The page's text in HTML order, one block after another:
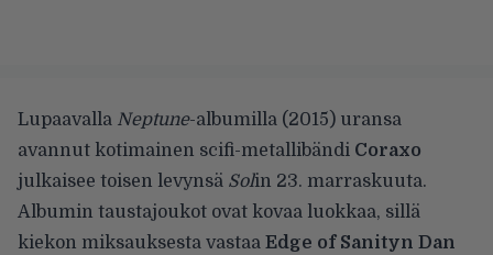
Lupaavalla Neptune-albumilla (2015) uransa
avannut kotimainen scifi-metallibändi Coraxo
julkaisee toisen levynsä Solin 23. marraskuuta.
Albumin taustajoukot ovat kovaa luokkaa, sillä
kiekon miksauksesta vastaa Edge of Sanityn Dan